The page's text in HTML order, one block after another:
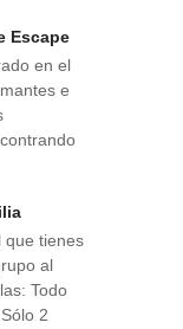
Escape
en el
e
que tienes
al
Todo
2